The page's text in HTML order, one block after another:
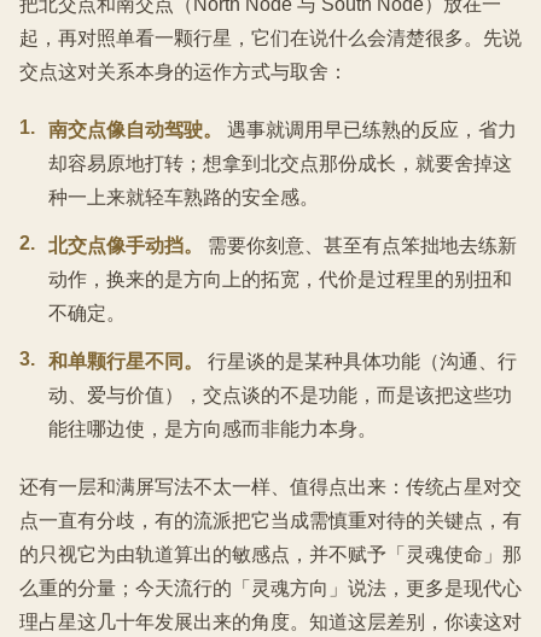
把北交点和南交点（North Node 与 South Node）放在一
起，再对照单看一颗行星，它们在说什么会清楚很多。先说
交点这对关系本身的运作方式与取舍：
1. 南交点像自动驾驶。
遇事就调用早已练熟的反应，省力
却容易原地打转；想拿到北交点那份成长，就要舍掉这
种一上来就轻车熟路的安全感。
2. 北交点像手动挡。
需要你刻意、甚至有点笨拙地去练新
动作，换来的是方向上的拓宽，代价是过程里的别扭和
不确定。
3. 和单颗行星不同。
行星谈的是某种具体功能（沟通、行
动、爱与价值），交点谈的不是功能，而是该把这些功
能往哪边使，是方向感而非能力本身。
还有一层和满屏写法不太一样、值得点出来：传统占星对交
点一直有分歧，有的流派把它当成需慎重对待的关键点，有
的只视它为由轨道算出的敏感点，并不赋予「灵魂使命」那
么重的分量；今天流行的「灵魂方向」说法，更多是现代心
理占星这几十年发展出来的角度。知道这层差别，你读这对